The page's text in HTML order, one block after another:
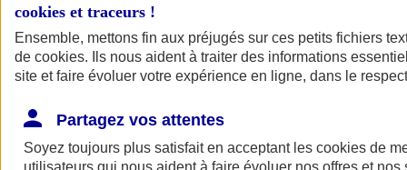
cookies et traceurs !
Ensemble, mettons fin aux préjugés sur ces petits fichiers
de cookies. Ils nous aident à traiter des informations
site et faire évoluer votre expérience en ligne, dans le
Partagez vos attentes
Soyez toujours plus satisfait en acceptant les cookies de
utilisateurs qui nous aident à faire évoluer nos offres et nos